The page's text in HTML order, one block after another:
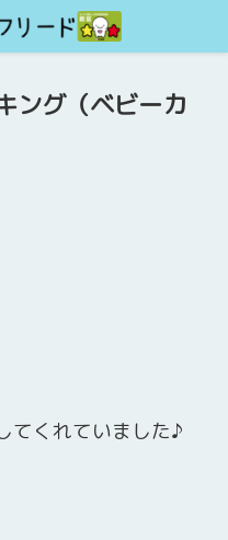
グ（ベビーカ
てくれていました♪